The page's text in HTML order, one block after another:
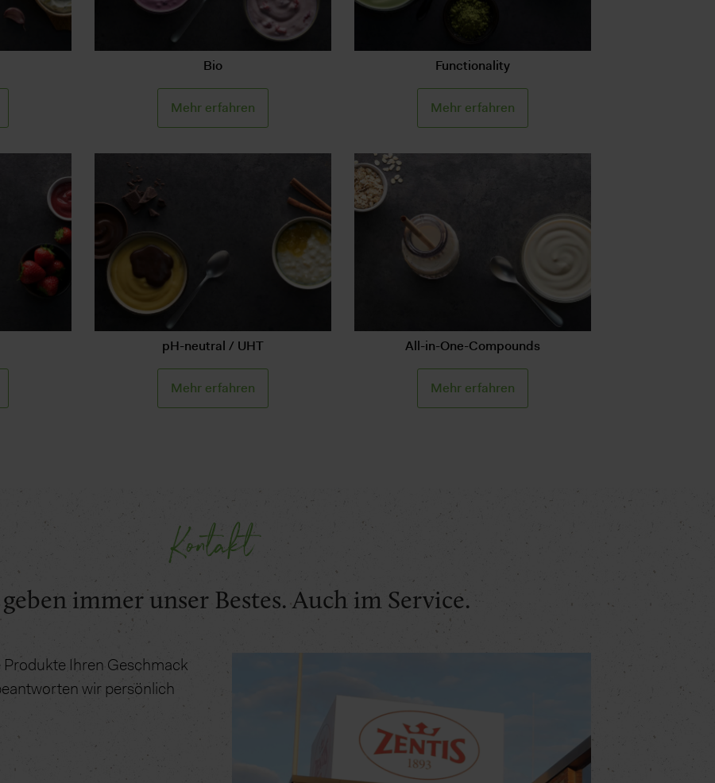
Bio
Mehr erfahren
Functionality
Mehr erfahren
pH-neutral / UHT
Mehr erfahren
All-in-One-Compounds
Mehr erfahren
Kontakt
immer unser Bestes. Auch im Service.
Produkte Ihren Geschmack
wir persönlich